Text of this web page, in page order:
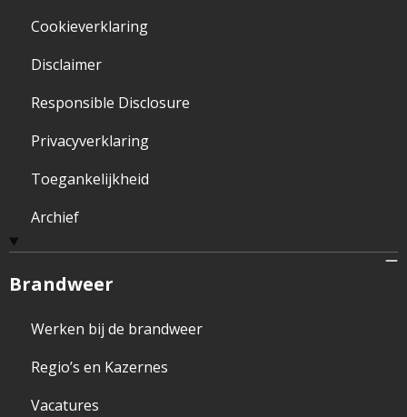
Cookieverklaring
Disclaimer
Responsible Disclosure
Privacyverklaring
Toegankelijkheid
Archief
Brandweer
Werken bij de brandweer
Regio’s en Kazernes
Vacatures